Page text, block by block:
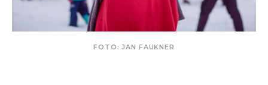
FOTO: JAN FAUKNER